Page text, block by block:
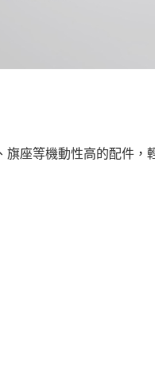
座等機動性高的配件